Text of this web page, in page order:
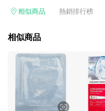
相似商品 熱銷排行榜
相似商品